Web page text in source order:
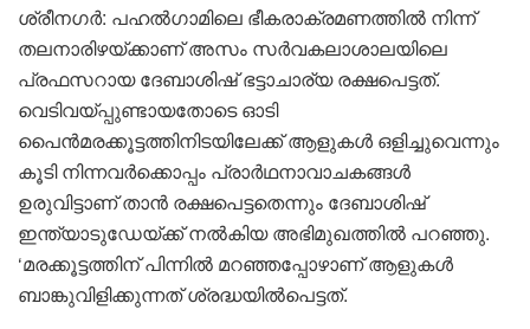
ശ്രീനഗർ: പഹല്‍ഗാമിലെ ഭീകരാക്രമണത്തില്‍ നിന്ന്
തലനാരിഴയ്ക്കാണ് അസം സര്‍വകലാശാലയിലെ
പ്രഫസറായ ദേബാശിഷ് ഭട്ടാചാര്യ രക്ഷപെട്ടത്.
വെടിവയ്പ്പുണ്ടായതോടെ ഓടി
പൈന്‍മരക്കൂട്ടത്തിനിടയിലേക്ക് ആളുകള്‍ ഒളിച്ചുവെന്നും
കൂടി നിന്നവര്‍ക്കൊപ്പം പ്രാര്‍ഥനാവാചകങ്ങള്‍
ഉരുവിട്ടാണ് താന്‍ രക്ഷപെട്ടതെന്നും ദേബാശിഷ്
ഇന്ത്യാടുഡേയ്ക്ക് നല്‍കിയ അഭിമുഖത്തില്‍ പറഞ്ഞു.
‘മരക്കൂട്ടത്തിന് പിന്നില്‍ മറഞ്ഞപ്പോഴാണ് ആളുകള്‍
ബാങ്കുവിളിക്കുന്നത് ശ്രദ്ധയില്‍പെട്ടത്.